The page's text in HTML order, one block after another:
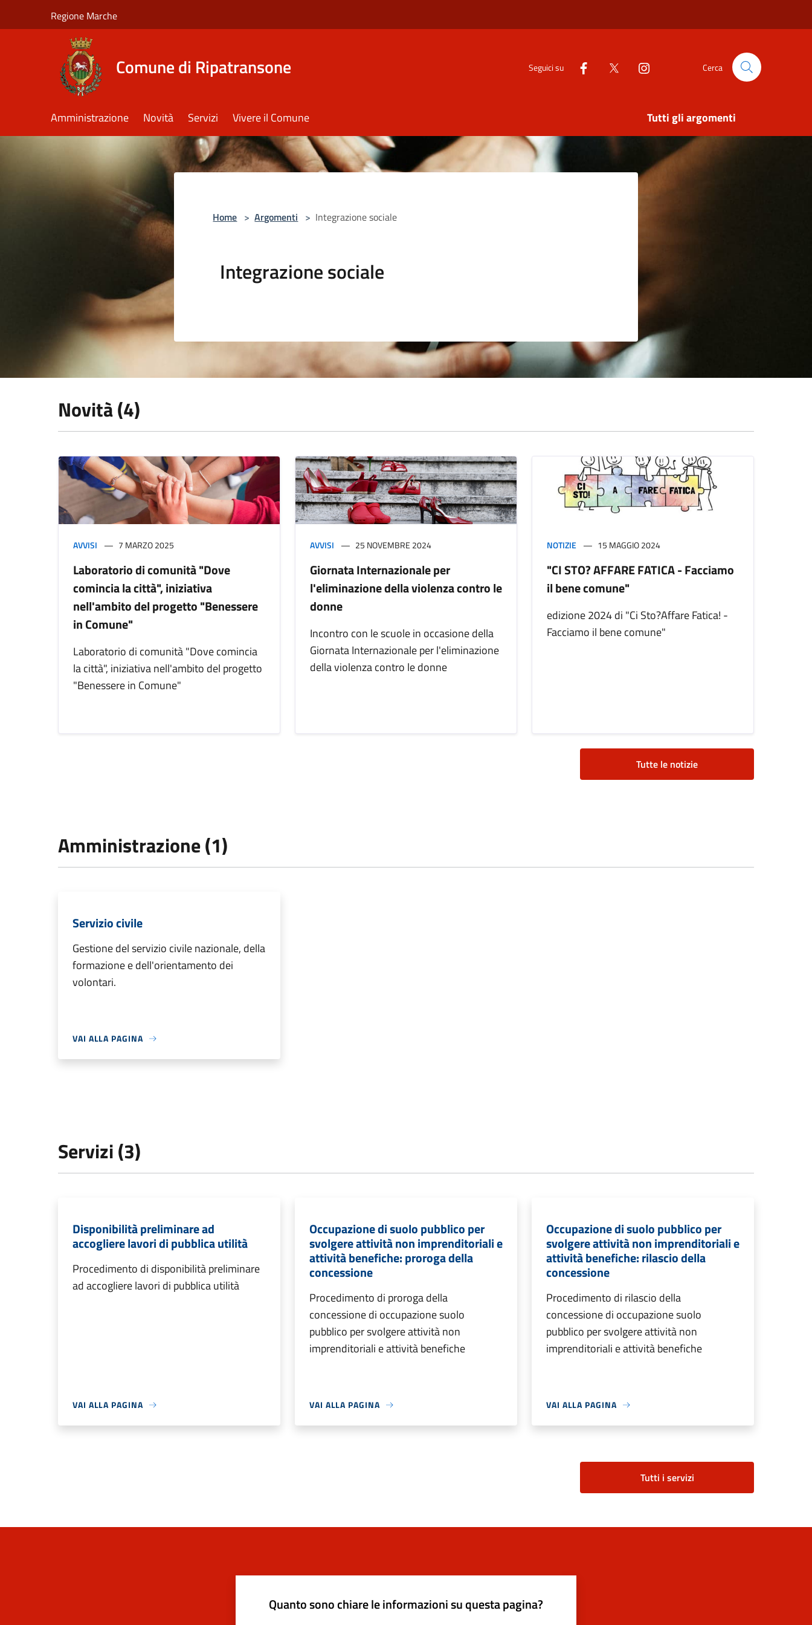
Regione Marche
Comune di Ripatransone Seguici su Cerca
Amministrazione Novità Servizi Vivere il Comune Tutti gli argomenti
Home > Argomenti > Integrazione sociale
Integrazione sociale
Novità (4)
AVVISI 7 MARZO 2025
Laboratorio di comunità "Dove
comincia la città", iniziativa
nell'ambito del progetto "Benessere
in Comune"
Laboratorio di comunità "Dove comincia
la città", iniziativa nell'ambito del progetto
"Benessere in Comune"
AVVISI 25 NOVEMBRE 2024
Giornata Internazionale per
l'eliminazione della violenza contro le
donne
Incontro con le scuole in occasione della
Giornata Internazionale per l'eliminazione
della violenza contro le donne
NOTIZIE 15 MAGGIO 2024
"CI STO? AFFARE FATICA - Facciamo
il bene comune"
edizione 2024 di "Ci Sto?Affare Fatica! -
Facciamo il bene comune"
Tutte le notizie
Amministrazione (1)
Servizio civile
Gestione del servizio civile nazionale, della
formazione e dell'orientamento dei
volontari.
VAI ALLA PAGINA
Servizi (3)
Disponibilità preliminare ad
accogliere lavori di pubblica utilità
Procedimento di disponibilità preliminare
ad accogliere lavori di pubblica utilità
VAI ALLA PAGINA
Occupazione di suolo pubblico per
svolgere attività non imprenditoriali e
attività benefiche: proroga della
concessione
Procedimento di proroga della
concessione di occupazione suolo
pubblico per svolgere attività non
imprenditoriali e attività benefiche
VAI ALLA PAGINA
Occupazione di suolo pubblico per
svolgere attività non imprenditoriali e
attività benefiche: rilascio della
concessione
Procedimento di rilascio della
concessione di occupazione suolo
pubblico per svolgere attività non
imprenditoriali e attività benefiche
VAI ALLA PAGINA
Tutti i servizi
Quanto sono chiare le informazioni su questa pagina?